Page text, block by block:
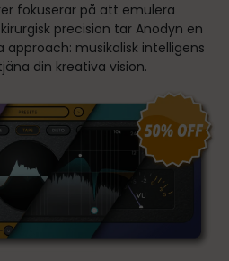
fokuserar på att emulera
precision tar Anodyn en
musikalisk intelligens
din kreativa vision.